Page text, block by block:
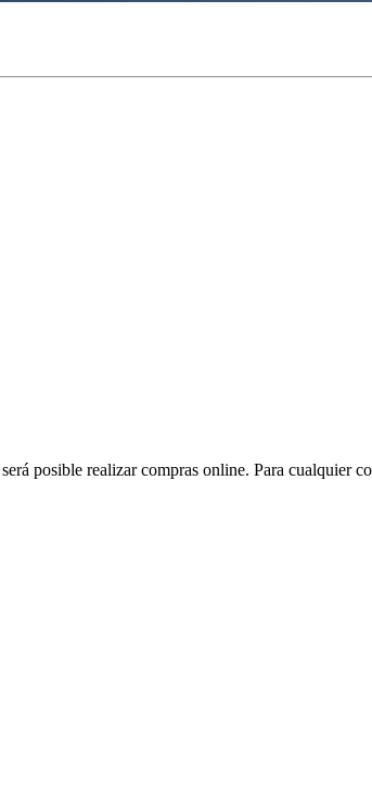
posible realizar compras online. Para cualquier